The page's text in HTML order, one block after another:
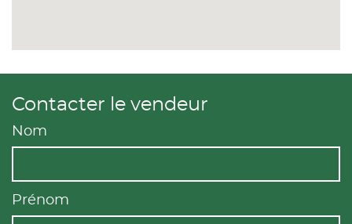
Contacter le vendeur
Nom
Prénom